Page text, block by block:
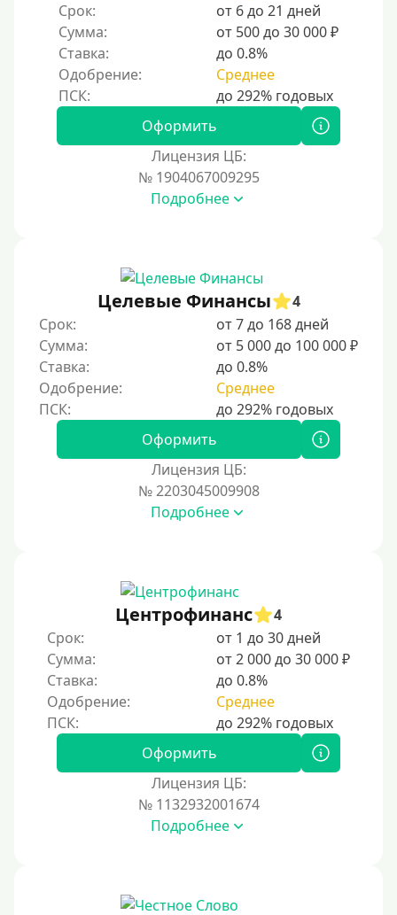
Мастеркард
Через Юнистрим (Unistream)
На Вебмани
Виза (Visa)
Моментум (Momentum)
Через систему Контакт (Contact)
Золотая Корона
Через систему быстрых платежей СБП
Способы получения
Без активации сервиса
Не выходя из дома
Без посещения офиса
В офисе
В ломбарде
Роботы займов
Онлайн на карту в Telegram
Без списания денег с карты
Денежным переводом
На Яндекс Деньги
Срок:
от 6 до 21 дней
Сумма:
от 500 до 30 000 ₽
Ставка:
до 0.8%
Одобрение:
Среднее
Оформить
Лицензия ЦБ:
№ 1904067009295
Подробнее
Целевые Финансы
4
Срок:
от 7 до 168 дней
Сумма:
от 5 000 до 100 000 ₽
Ставка:
до 0.8%
Одобрение:
Среднее
Оформить
Лицензия ЦБ:
№ 2203045009908
Подробнее
Центрофинанс
4
Срок:
от 1 до 30 дней
Сумма:
от 2 000 до 30 000 ₽
Ставка:
до 0.8%
Одобрение:
Среднее
Оформить
Лицензия ЦБ:
№ 1132932001674
Подробнее